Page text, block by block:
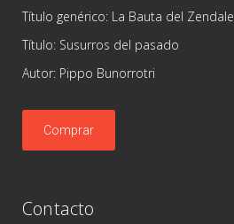
Título genérico: La Bauta del Zendale
Título: Susurros del pasado
Autor: Pippo Bunorrotri
Comprar
Contacto